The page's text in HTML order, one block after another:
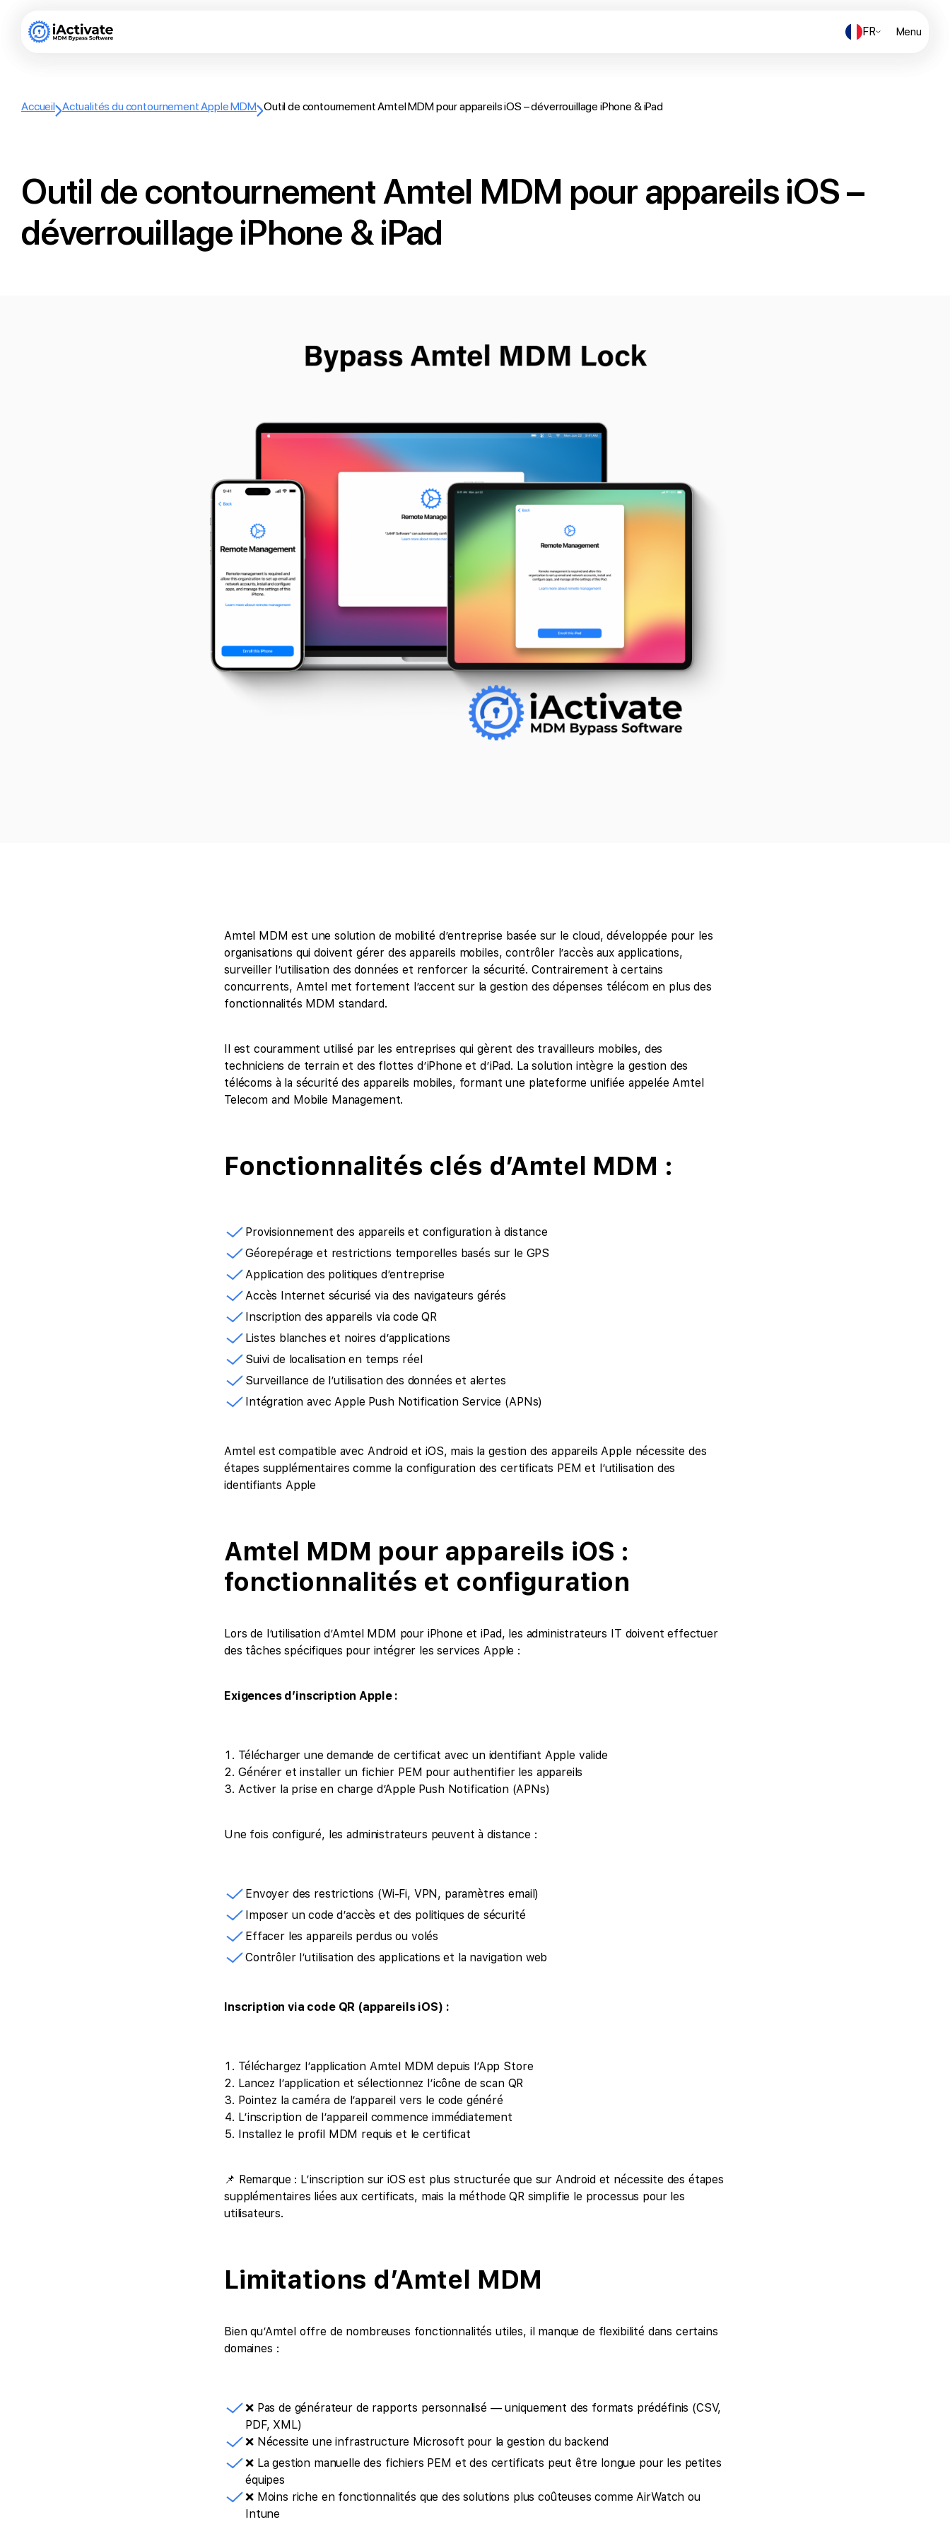
FR Menu
Accueil Actualités du contournement Apple MDM Outil de contournement Amtel MDM pour appareils iOS – déverrouillage iPhone & iPad
Outil de contournement Amtel MDM pour appareils iOS –
déverrouillage iPhone & iPad
Amtel MDM est une solution de mobilité d’entreprise basée sur le cloud, développée pour les
organisations qui doivent gérer des appareils mobiles, contrôler l’accès aux applications,
surveiller l’utilisation des données et renforcer la sécurité. Contrairement à certains
concurrents, Amtel met fortement l’accent sur la gestion des dépenses télécom en plus des
fonctionnalités MDM standard.
Il est couramment utilisé par les entreprises qui gèrent des travailleurs mobiles, des
techniciens de terrain et des flottes d’iPhone et d’iPad. La solution intègre la gestion des
télécoms à la sécurité des appareils mobiles, formant une plateforme unifiée appelée Amtel
Telecom and Mobile Management.
Fonctionnalités clés d’Amtel MDM :
Provisionnement des appareils et configuration à distance
Géorepérage et restrictions temporelles basés sur le GPS
Application des politiques d’entreprise
Accès Internet sécurisé via des navigateurs gérés
Inscription des appareils via code QR
Listes blanches et noires d’applications
Suivi de localisation en temps réel
Surveillance de l’utilisation des données et alertes
Intégration avec Apple Push Notification Service (APNs)
Amtel est compatible avec Android et iOS, mais la gestion des appareils Apple nécessite des
étapes supplémentaires comme la configuration des certificats PEM et l’utilisation des
identifiants Apple
Amtel MDM pour appareils iOS :
fonctionnalités et configuration
Lors de l’utilisation d’Amtel MDM pour iPhone et iPad, les administrateurs IT doivent effectuer
des tâches spécifiques pour intégrer les services Apple :
Exigences d’inscription Apple :
Télécharger une demande de certificat avec un identifiant Apple valide
Générer et installer un fichier PEM pour authentifier les appareils
Activer la prise en charge d’Apple Push Notification (APNs)
Une fois configuré, les administrateurs peuvent à distance :
Envoyer des restrictions (Wi-Fi, VPN, paramètres email)
Imposer un code d’accès et des politiques de sécurité
Effacer les appareils perdus ou volés
Contrôler l’utilisation des applications et la navigation web
Inscription via code QR (appareils iOS) :
Téléchargez l’application Amtel MDM depuis l’App Store
Lancez l’application et sélectionnez l’icône de scan QR
Pointez la caméra de l’appareil vers le code généré
L’inscription de l’appareil commence immédiatement
Installez le profil MDM requis et le certificat
📌 Remarque : L’inscription sur iOS est plus structurée que sur Android et nécessite des étapes
supplémentaires liées aux certificats, mais la méthode QR simplifie le processus pour les
utilisateurs.
Limitations d’Amtel MDM
Bien qu’Amtel offre de nombreuses fonctionnalités utiles, il manque de flexibilité dans certains
domaines :
❌ Pas de générateur de rapports personnalisé — uniquement des formats prédéfinis (CSV,
PDF, XML)
❌ Nécessite une infrastructure Microsoft pour la gestion du backend
❌ La gestion manuelle des fichiers PEM et des certificats peut être longue pour les petites
équipes
❌ Moins riche en fonctionnalités que des solutions plus coûteuses comme AirWatch ou
Intune
FR Menu